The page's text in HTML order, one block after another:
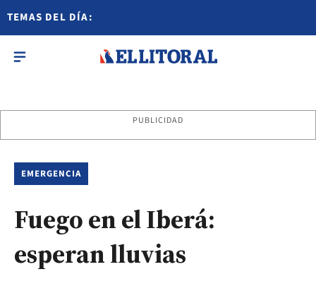
TEMAS DEL DÍA:
PUBLICIDAD
EMERGENCIA
Fuego en el Iberá:
esperan lluvias